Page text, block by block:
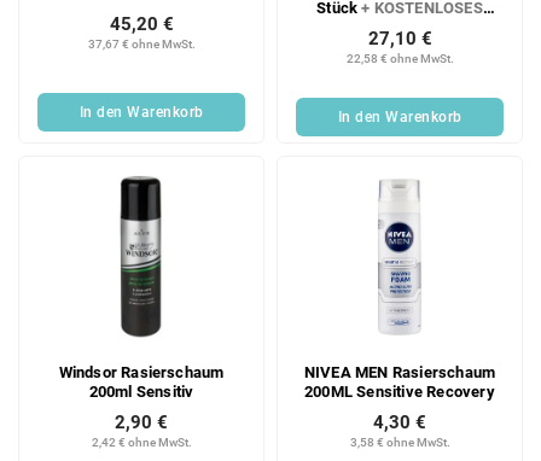
37,67 € ohne MwSt.
45,20 €
In den Warenkorb
Stück+ KOSTENLOSES
22,58 € ohne MwSt.
27,10 €
In den Warenkorb
Windsor Rasierschaum
200ml Sensitiv
2,42 € ohne MwSt.
2,90 €
NIVEA MEN Rasierschaum
200ML Sensitive Recovery
3,58 € ohne MwSt.
4,30 €